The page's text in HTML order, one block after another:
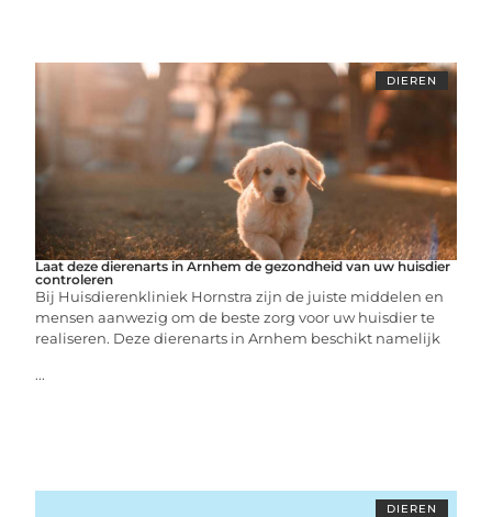
DIEREN
Laat deze dierenarts in Arnhem de gezondheid van uw huisdier
controleren
Bij Huisdierenkliniek Hornstra zijn de juiste middelen en
mensen aanwezig om de beste zorg voor uw huisdier te
realiseren. Deze dierenarts in Arnhem beschikt namelijk
...
DIEREN